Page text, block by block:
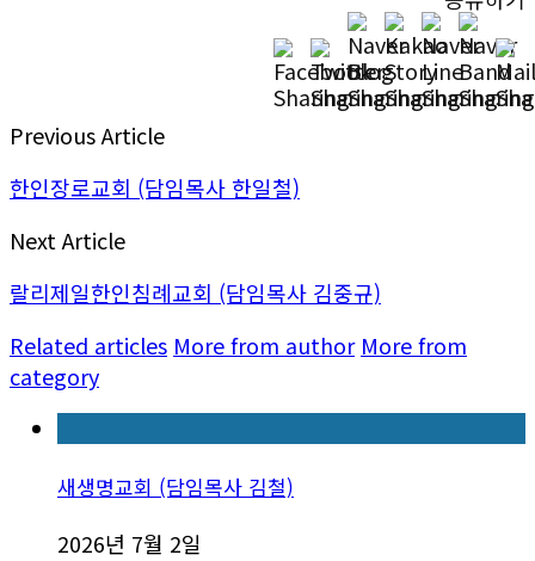
Previous Article
한인장로교회 (담임목사 한일철)
Next Article
랄리제일한인침례교회 (담임목사 김중규)
Related articles More from author More from
category
새생명교회 (담임목사 김철)
2026년 7월 2일